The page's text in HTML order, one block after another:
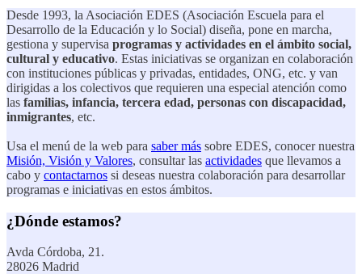
Desde 1993, la Asociación EDES (Asociación Escuela para el
Desarrollo de la Educación y lo Social) diseña, pone en marcha,
gestiona y supervisa programas y actividades en el ámbito social,
cultural y educativo. Estas iniciativas se organizan en colaboración
con instituciones públicas y privadas, entidades, ONG, etc. y van
dirigidas a los colectivos que requieren una especial atención como
las familias, infancia, tercera edad, personas con discapacidad,
inmigrantes, etc.
Usa el menú de la web para saber más sobre EDES, conocer nuestra
Misión, Visión y Valores, consultar las actividades que llevamos a
cabo y contactarnos si deseas nuestra colaboración para desarrollar
programas e iniciativas en estos ámbitos.
¿Dónde estamos?
Avda Córdoba, 21.
28026 Madrid